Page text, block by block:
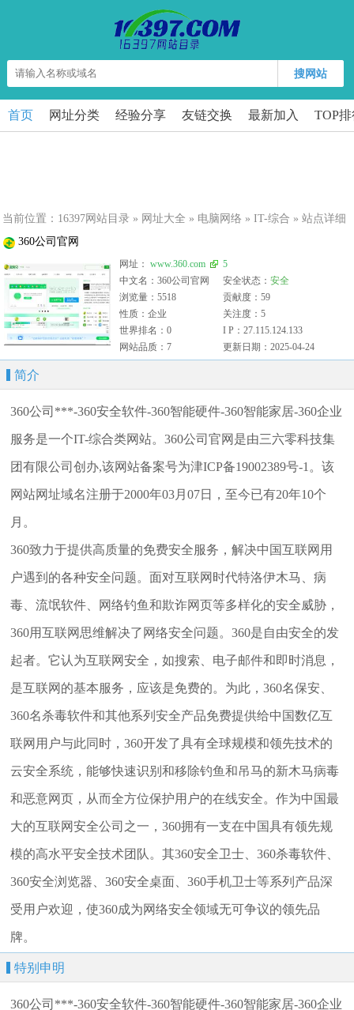
搜网站
首页 网址分类 经验分享 友链交换 最新加入 TOP
当前位置： 16397网站目录 » 网址大全 » 电脑网络 » IT-综合 » 站点详细
360公司官网
网址： www.360.com
5
中文名：360公司官网
安全状态：安全
浏览量：5518
贡献度：59
性质：企业
关注度：5
世界排名：0
I P：27.115.124.133
网站品质：7
更新日期：2025-04-24
简介
360公司***-360安全软件-360智能硬件-360智能家居-360企业
服务是一个IT-综合类网站。360公司官网是由三六零科技集
团有限公司创办,该网站备案号为津ICP备19002389号-1。该
网站网址域名注册于2000年03月07日，至今已有20年10个
月。
360致力于提供高质量的免费安全服务，解决中国互联网用
户遇到的各种安全问题。面对互联网时代特洛伊木马、病
毒、流氓软件、网络钓鱼和欺诈网页等多样化的安全威胁，
360用互联网思维解决了网络安全问题。360是自由安全的发
起者。它认为互联网安全，如搜索、电子邮件和即时消息，
是互联网的基本服务，应该是免费的。为此，360名保安、
360名杀毒软件和其他系列安全产品免费提供给中国数亿互
联网用户与此同时，360开发了具有全球规模和领先技术的
云安全系统，能够快速识别和移除钓鱼和吊马的新木马病毒
和恶意网页，从而全方位保护用户的在线安全。作为中国最
大的互联网安全公司之一，360拥有一支在中国具有领先规
模的高水平安全技术团队。其360安全卫士、360杀毒软件、
360安全浏览器、360安全桌面、360手机卫士等系列产品深
受用户欢迎，使360成为网络安全领域无可争议的领先品
牌。
特别申明
360公司***-360安全软件-360智能硬件-360智能家居-360企业